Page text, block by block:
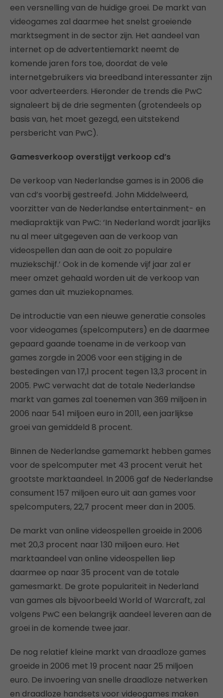
een versnelling van de huidige groei. De markt van
videogames zal daarmee het snelst groeiende
marktsegment in de sector zijn. Het aandeel van
internet op de advertentiemarkt neemt de
komende jaren fors toe, doordat de vele
internetgebruikers via breedband interessanter zijn
voor adverteerders. Hieronder de trends die PwC
signaleert bij de drie segmenten (grotendeels op
basis van, het moet gezegd, een uitstekend
persbericht van PwC).
Gamesverkoop overstijgt verkoop cd’s
De verkoop van Nederlandse games is in 2006 die
van cd’s voorbij gestreefd. John Middelweerd,
voorzitter van de Nederlandse entertainment- en
mediapraktijk van PwC: ‘In Nederland wordt jaarlijks
nu al meer uitgegeven aan de verkoop van
videospellen dan aan de ooit zo populaire
muziekschijf.’ Ook in de komende vijf jaar zal er
meer omzet gehaald worden uit de verkoop van
games dan uit muziekopnames.
De introductie van een nieuwe generatie consoles
voor videogames (spelcomputers) en de daarmee
gepaard gaande toename in de verkoop van
games zorgde in 2006 voor een stijging in de
bestedingen van 17,1 procent tegen 13,3 procent in
2005. PwC verwacht dat de totale Nederlandse
markt van games zal toenemen van 369 miljoen in
2006 naar 541 miljoen euro in 2011, een jaarlijkse
groei van gemiddeld 8 procent.
Binnen de Nederlandse gamemarkt hebben games
voor de spelcomputer met 43 procent veruit het
grootste marktaandeel. In 2006 gaf de Nederlandse
consument 157 miljoen euro uit aan games voor
spelcomputers, 22,7 procent meer dan in 2005.
De markt van online videospellen groeide in 2006
met 20,3 procent naar 130 miljoen euro. Het
marktaandeel van online videospellen liep
daarmee op naar 35 procent van de totale
gamesmarkt. De grote populariteit in Nederland
van games als bijvoorbeeld World of Warcraft, zal
volgens PwC een belangrijk aandeel leveren aan de
groei in de komende twee jaar.
De nog relatief kleine markt van draadloze games
groeide in 2006 met 19 procent naar 25 miljoen
euro. De invoering van snelle draadloze netwerken
en draadloze handsets voor videogames maken